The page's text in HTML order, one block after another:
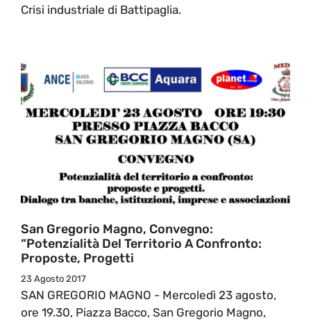
Crisi industriale di Battipaglia.
San Gregorio Magno, Convegno:
“Potenzialità Del Territorio A Confronto:
Proposte, Progetti
23 Agosto 2017
SAN GREGORIO MAGNO - Mercoledì 23 agosto,
ore 19.30, Piazza Bacco, San Gregorio Magno,